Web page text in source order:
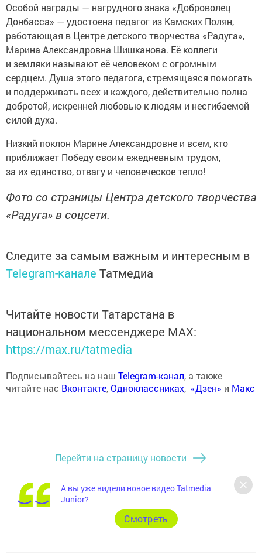
Особой награды — нагрудного знака «Доброволец
Донбасса» — удостоена педагог из Камских Полян,
работающая в Центре детского творчества «Радуга»,
Марина Александровна Шишканова. Её коллеги
и земляки называют её человеком с огромным
сердцем. Душа этого педагога, стремящаяся помогать
и поддерживать всех и каждого, действительно полна
добротой, искренней любовью к людям и несгибаемой
силой духа.
Низкий поклон Марине Александровне и всем, кто
приближает Победу своим ежедневным трудом,
за их единство, отвагу и человеческое тепло!
Фото со страницы Центра детского творчества
«Радуга» в соцсети.
Следите за самым важным и интересным в
Telegram-канале Татмедиа
Читайте новости Татарстана в
национальном мессенджере MАХ:
https://max.ru/tatmedia
Подписывайтесь на наш Telegram-канал, а также
читайте нас Вконтакте,Одноклассниках, «Дзен» и Макс
Перейти на страницу новости
А вы уже видели новое видео Tatmedia
Junior?
Cмотреть